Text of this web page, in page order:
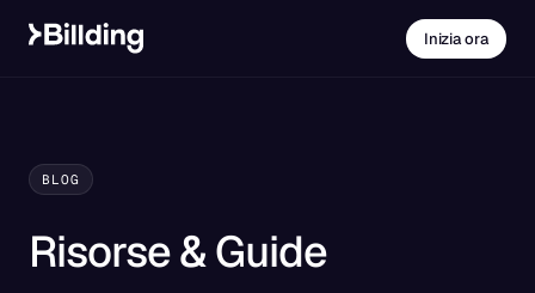
Inizia ora
BLOG
Risorse & Guide